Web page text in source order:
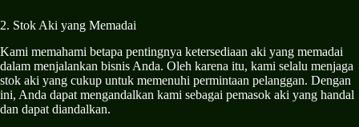
2. Stok Aki yang Memadai
Kami memahami betapa pentingnya ketersediaan aki yang memadai
dalam menjalankan bisnis Anda. Oleh karena itu, kami selalu menjaga
stok aki yang cukup untuk memenuhi permintaan pelanggan. Dengan
ini, Anda dapat mengandalkan kami sebagai pemasok aki yang handal
dan dapat diandalkan.